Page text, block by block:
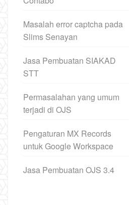
Masalah error captcha pada
Slims Senayan
Jasa Pembuatan SIAKAD
STT
Permasalahan yang umum
terjadi di OJS
Pengaturan MX Records
untuk Google Workspace
Jasa Pembuatan OJS 3.4